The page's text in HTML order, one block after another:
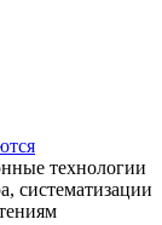
технологии
систематизации